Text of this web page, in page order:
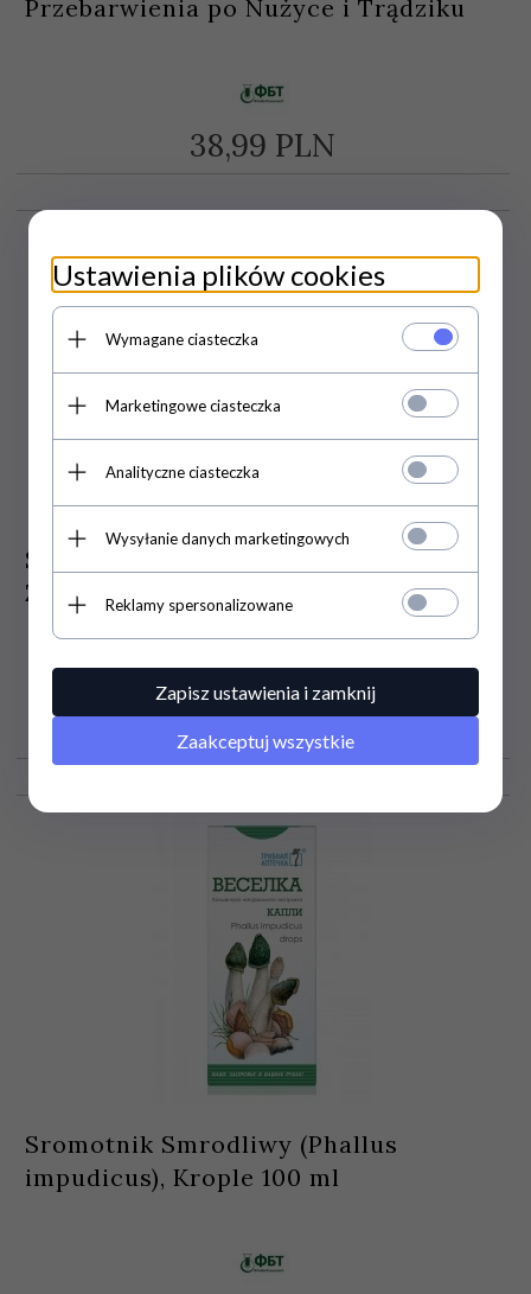
Przebarwienia po Nużyce i Trądziku
38,99 PLN
Sabelnik Balsam do Nóg na Żylaki,
Zakrzepicę i Obrzęki, 75 ml
19,00 PLN
Sromotnik Smrodliwy (Phallus
impudicus), Krople 100 ml
Ustawienia plików cookies
Wymagane ciasteczka
Marketingowe ciasteczka
Analityczne ciasteczka
Wysyłanie danych marketingowych
Reklamy spersonalizowane
Zapisz ustawienia i zamknij
Zaakceptuj wszystkie